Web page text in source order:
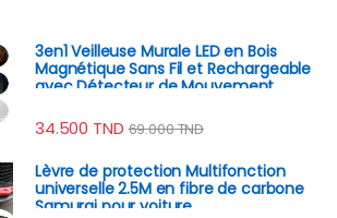
3en1 Veilleuse Murale LED en Bois
Magnétique Sans Fil et Rechargeable
avec Détecteur de Mouvement
34.500 TND 69.000TND
Lèvre de protection Multifonction
universelle 2.5M en fibre de carbone
Samurai pour voiture